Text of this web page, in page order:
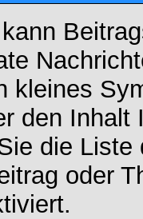
kleines
den
die
oder